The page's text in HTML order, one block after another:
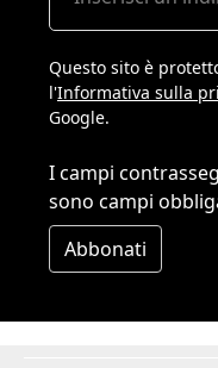
Questo sito è
l'Informativa sulla
Google.
I campi
sono campi
Abbonati